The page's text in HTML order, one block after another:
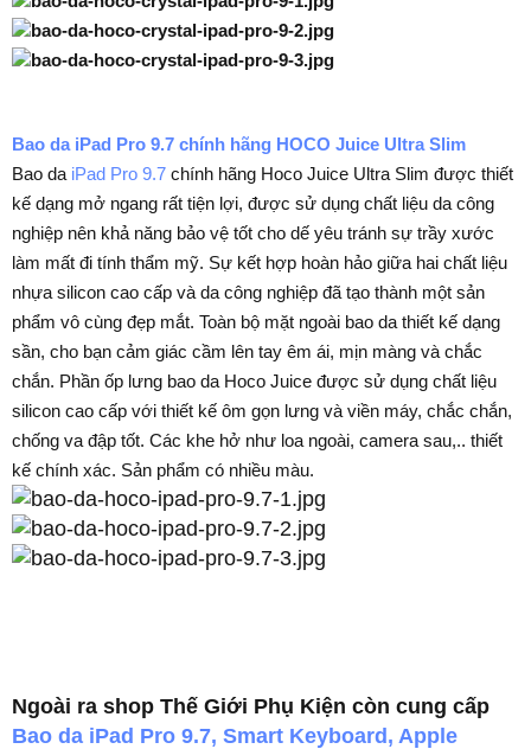
Bao da iPad Pro 9.7 chính hãng HOCO Juice Ultra Slim
Bao da iPad Pro 9.7 chính hãng Hoco Juice Ultra Slim được thiết
kế dạng mở ngang rất tiện lợi, được sử dụng chất liệu da công
nghiệp nên khả năng bảo vệ tốt cho dế yêu tránh sự trầy xước
làm mất đi tính thẩm mỹ. Sự kết hợp hoàn hảo giữa hai chất liệu
nhựa silicon cao cấp và da công nghiệp đã tạo thành một sản
phẩm vô cùng đẹp mắt. Toàn bộ mặt ngoài bao da thiết kế dạng
sần, cho bạn cảm giác cầm lên tay êm ái, mịn màng và chắc
chắn. Phần ốp lưng bao da Hoco Juice được sử dụng chất liệu
silicon cao cấp với thiết kế ôm gọn lưng và viền máy, chắc chắn,
chống va đập tốt. Các khe hở như loa ngoài, camera sau,.. thiết
kế chính xác. Sản phẩm có nhiều màu.
Ngoài ra shop Thế Giới Phụ Kiện còn cung cấp
Bao da iPad Pro 9.7, Smart Keyboard, Apple